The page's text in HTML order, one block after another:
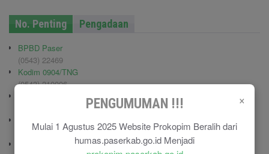
×
PENGUMUMAN !!!
Mulai 1 Agustus 2025 Website Prokopim Beralih dari
humas.paserkab.go.id Menjadi
No. Penting Pengadaan
BPBD Paser
(0543) 22469
Kodim 0904/TNG
(0543) 210006
Pemadam Kebakaran
(0543) 21687